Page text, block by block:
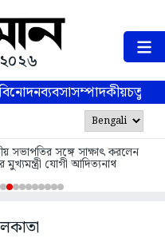
ব্যবসাসম্পাদকীয়
সভাপতির সঙ্গে সাক্ষাৎ করলেন
মুখ্যমন্ত্রী যোগী আদিত্যনাথ